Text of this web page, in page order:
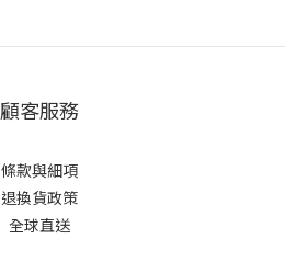
顧客服務
條款與細項
退換貨政策
全球直送